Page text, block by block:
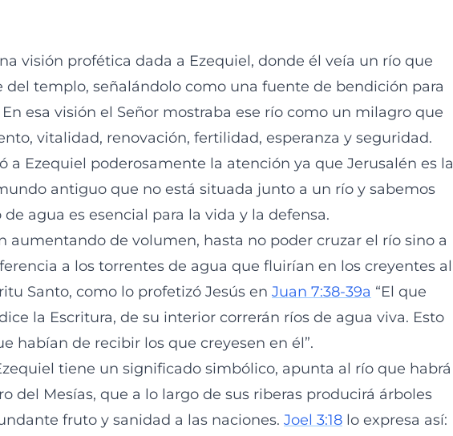
visión profética dada a Ezequiel, donde él veía un río que
templo, señalándolo como una fuente de bendición para
esa visión el Señor mostraba ese río como un milagro que
vitalidad, renovación, fertilidad, esperanza y seguridad.
a Ezequiel poderosamente la atención ya que Jerusalén es la
antiguo que no está situada junto a un río y sabemos
agua es esencial para la vida y la defensa.
aumentando de volumen, hasta no poder cruzar el río sino a
a los torrentes de agua que fluirían en los creyentes al
Santo, como lo profetizó Jesús en Juan 7:38-39a “El que
la Escritura, de su interior correrán ríos de agua viva. Esto
habían de recibir los que creyesen en él”.
tiene un significado simbólico, apunta al río que habrá
del Mesías, que a lo largo de sus riberas producirá árboles
fruto y sanidad a las naciones. Joel 3:18 lo expresa así: